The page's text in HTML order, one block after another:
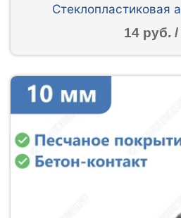
Стеклопластиковая
14 руб.